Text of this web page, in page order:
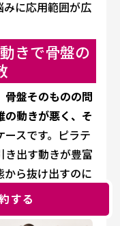
する
に応用範囲が広
きで骨盤の
骨盤そのものの問
動きが悪く、そ
ースです。ピラテ
き出す動きが豊富
から抜け出すのに